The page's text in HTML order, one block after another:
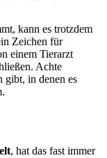
kann es trotzdem
Zeichen für
einem Tierarzt
Achte
gibt, in denen es
, hat das fast immer